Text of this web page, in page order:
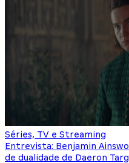
Séries, TV e Streaming
Entrevista: Benjamin
de dualidade de Daeron